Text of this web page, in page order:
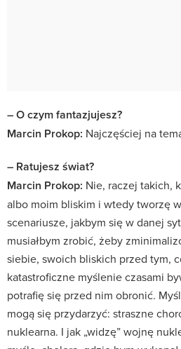
– O czym fantazjujesz?
Marcin Prokop: Najczęściej na
– Ratujesz świat?
Marcin Prokop: Nie, raczej takich,
albo moim bliskim i wtedy tworzę
scenariusze, jakbym się w danej
musiałbym zrobić, żeby
siebie, swoich bliskich przed tym,
katastroficzne myślenie czasami
potrafię się przed nim obronić.
mogą się przydarzyć: straszne
nuklearna. I jak „widzę” wojnę